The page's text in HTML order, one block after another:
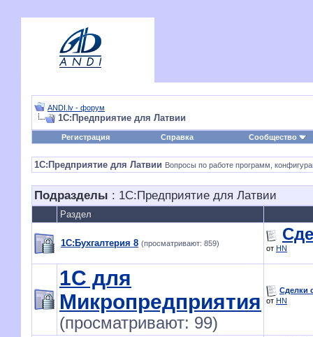
ANDI.lv - форум
1С:Предприятие для Латвии
Регистрация Справка Сообщество
1С:Предприятие для Латвии Вопросы по работе программ,
Подразделы : 1С:Предприятие для Латвии
Раздел
1С:Бухгалтерия 8 (просматривают: 859)
от HN
1С для
Микропредприятия
(просматривают: 99)
Сделки
от HN